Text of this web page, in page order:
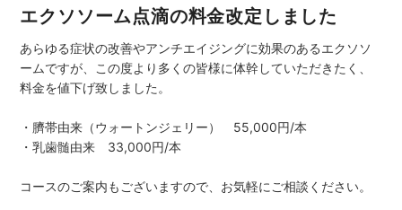
エクソソーム点滴の料金改定しました
あらゆる症状の改善やアンチエイジングに効果のあるエクソソ
ームですが、この度より多くの皆様に体幹していただきたく、
料金を値下げ致しました。
・臍帯由来（ウォートンジェリー） 55,000円/本
・乳歯髄由来 33,000円/本
コースのご案内もございますので、お気軽にご相談ください。